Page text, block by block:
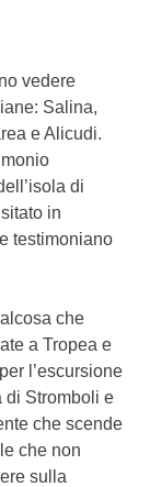
vedere
Salina,
e Alicudi.
di
in
testimoniano
che
a Tropea e
l’escursione
di Stromboli e
che scende
che non
sulla